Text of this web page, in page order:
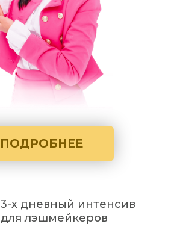
ПОДРОБНЕЕ
3-х дневный интенсив
для лэшмейкеров